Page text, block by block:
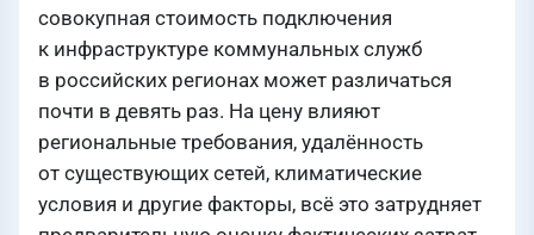
совокупная стоимость подключения
к инфраструктуре коммунальных служб
в российских регионах может различаться
почти в девять раз. На цену влияют
региональные требования, удалённость
от существующих сетей, климатические
условия и другие факторы, всё это затрудняет